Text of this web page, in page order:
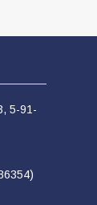
5-91-